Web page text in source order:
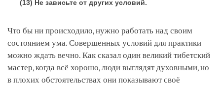
(13) Не зависьте от других условий.
Что бы ни происходило, нужно работать над своим
состоянием ума. Совершенных условий для практики
можно ждать вечно. Как сказал один великий тибетский
мастер, когда всё хорошо, люди выглядят духовными, но
в плохих обстоятельствах они показывают своё